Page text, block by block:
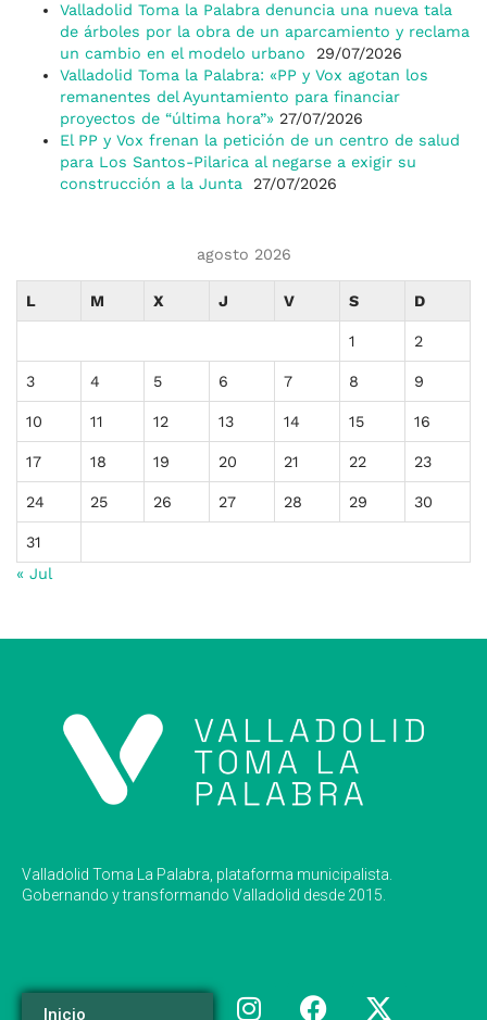
Valladolid Toma la Palabra denuncia una nueva tala
de árboles por la obra de un aparcamiento y reclama
un cambio en el modelo urbano
29/07/2026
Valladolid Toma la Palabra: «PP y Vox agotan los
remanentes del Ayuntamiento para financiar
proyectos de “última hora”» 27/07/2026
El PP y Vox frenan la petición de un centro de salud
para Los Santos-Pilarica al negarse a exigir su
construcción a la Junta
27/07/2026
agosto 2026
L M X J V S D
1 2
3 4 5 6 7 8 9
10 11 12 13 14 15 16
17 18 19 20 21 22 23
24 25 26 27 28 29 30
31
« Jul
Valladolid Toma La Palabra, plataforma municipalista.
Gobernando y transformando Valladolid desde 2015.
Inicio